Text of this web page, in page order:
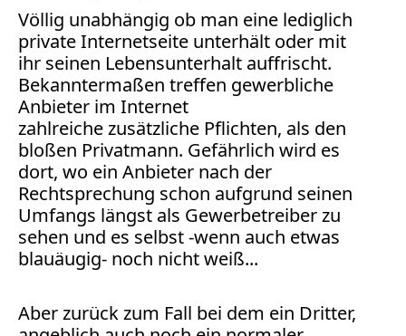
Völlig unabhängig ob man eine lediglich
private Internetseite unterhält oder mit
ihr seinen Lebensunterhalt auffrischt.
Bekanntermaßen treffen gewerbliche
Anbieter im Internet
zahlreiche zusätzliche Pflichten, als den
bloßen Privatmann. Gefährlich wird es
dort, wo ein Anbieter nach der
Rechtsprechung schon aufgrund seinen
Umfangs längst als Gewerbetreiber zu
sehen und es selbst -wenn auch etwas
blauäugig- noch nicht weiß...
Aber zurück zum Fall bei dem ein Dritter,
WDR
Werbung
Wettbewerbsrecht
ZDF
online
print